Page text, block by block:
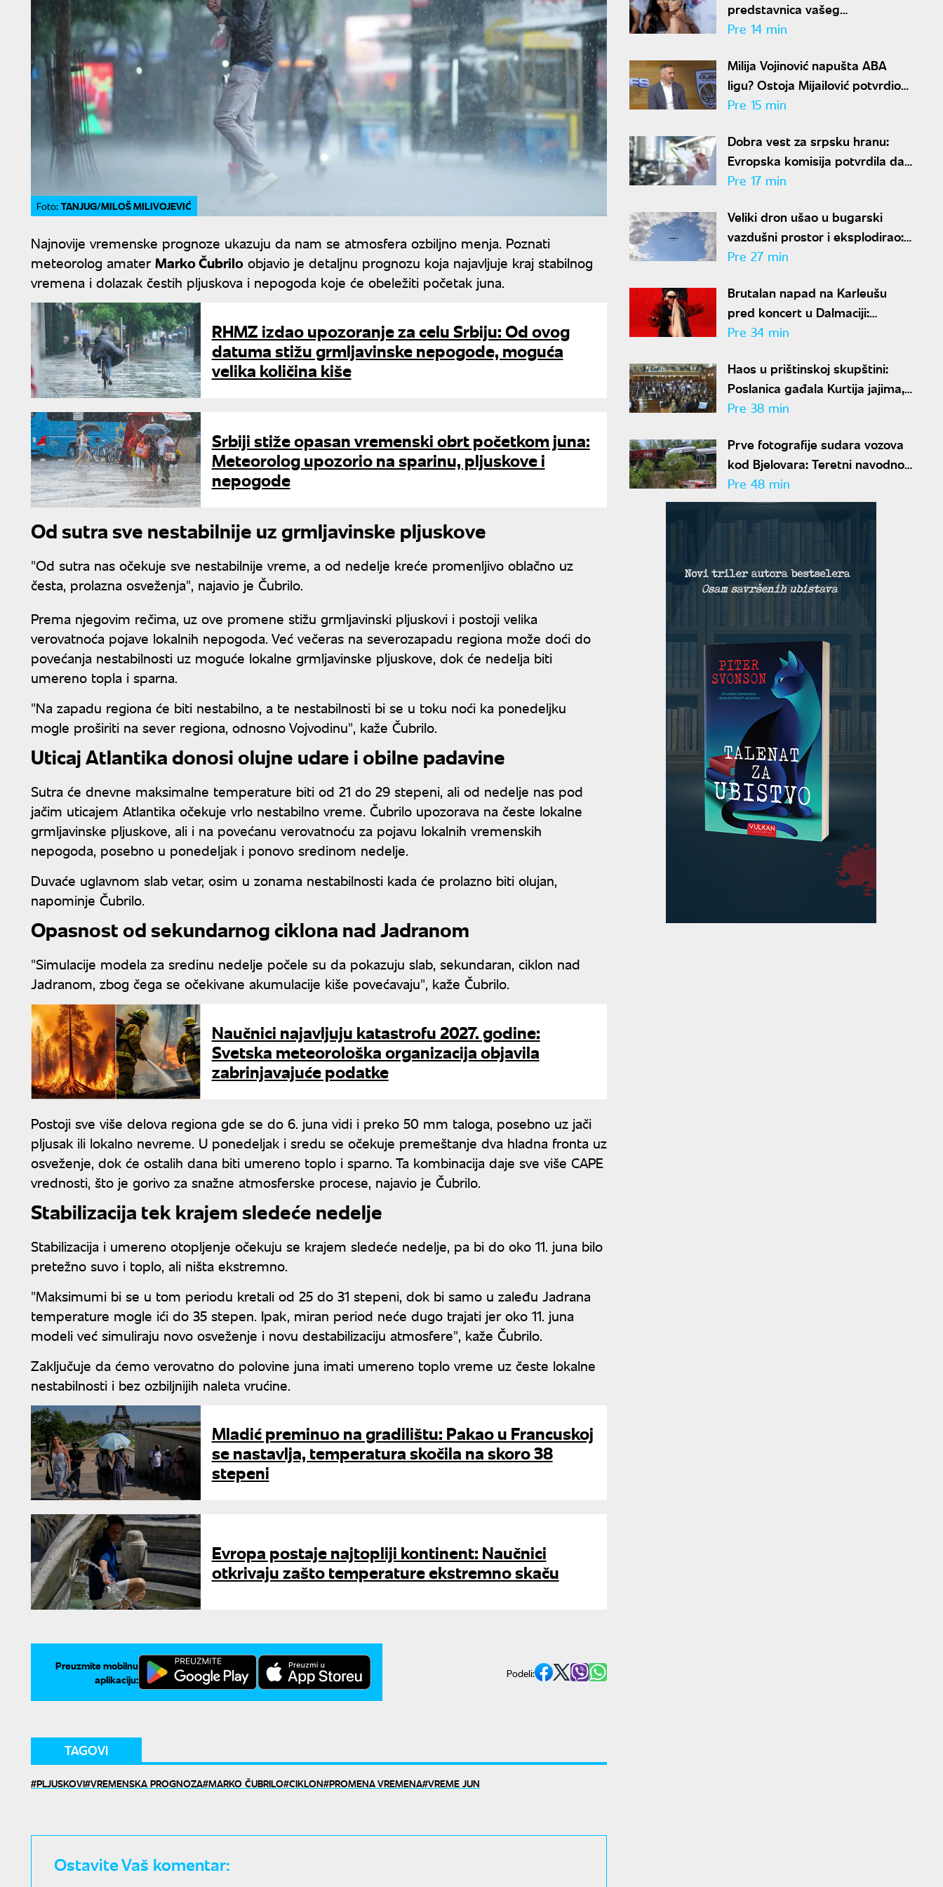
Foto: TANJUG/MILOŠ MILIVOJEVIĆ
Najnovije vremenske prognoze ukazuju da nam se atmosfera ozbiljno menja. Poznati
meteorolog amaterMarko Čubrilo objavio je detaljnu prognozu koja najavljuje kraj stabilnog
vremena i dolazak čestih pljuskova i nepogoda koje će obeležiti početak juna.
RHMZ izdao upozoranje za celu Srbiju: Od ovog
datuma stižu grmljavinske nepogode, moguća
velika količina kiše
Srbiji stiže opasan vremenski obrt početkom juna:
Meteorolog upozorio na sparinu, pljuskove i
nepogode
Od sutra sve nestabilnije uz grmljavinske pljuskove
"Od sutra nas očekuje sve nestabilnije vreme, a od nedelje kreće promenljivo oblačno uz
česta, prolazna osveženja", najavio je Čubrilo.
Prema njegovim rečima, uz ove promene stižu grmljavinski pljuskovi i postoji velika
verovatnoća pojave lokalnih nepogoda. Već večeras na severozapadu regiona može doći do
povećanja nestabilnosti uz moguće lokalne grmljavinske pljuskove, dok će nedelja biti
umereno topla i sparna.
"Na zapadu regiona će biti nestabilno, a te nestabilnosti bi se u toku noći ka ponedeljku
mogle proširiti na sever regiona, odnosno Vojvodinu", kaže Čubrilo.
Uticaj Atlantika donosi olujne udare i obilne padavine
Sutra će dnevne maksimalne temperature biti od 21 do 29 stepeni, ali od nedelje nas pod
jačim uticajem Atlantika očekuje vrlo nestabilno vreme. Čubrilo upozorava na česte lokalne
grmljavinske pljuskove, ali i na povećanu verovatnoću za pojavu lokalnih vremenskih
nepogoda, posebno u ponedeljak i ponovo sredinom nedelje.
Duvaće uglavnom slab vetar, osim u zonama nestabilnosti kada će prolazno biti olujan,
napominje Čubrilo.
Opasnost od sekundarnog ciklona nad Jadranom
"Simulacije modela za sredinu nedelje počele su da pokazuju slab, sekundaran, ciklon nad
Jadranom, zbog čega se očekivane akumulacije kiše povećavaju", kaže Čubrilo.
Naučnici najavljuju katastrofu 2027. godine:
Svetska meteorološka organizacija objavila
zabrinjavajuće podatke
Postoji sve više delova regiona gde se do 6. juna vidi i preko 50 mm taloga, posebno uz jači
pljusak ili lokalno nevreme. U ponedeljak i sredu se očekuje premeštanje dva hladna fronta uz
osveženje, dok će ostalih dana biti umereno toplo i sparno. Ta kombinacija daje sve više CAPE
vrednosti, što je gorivo za snažne atmosferske procese, najavio je Čubrilo.
Stabilizacija tek krajem sledeće nedelje
Stabilizacija i umereno otopljenje očekuju se krajem sledeće nedelje, pa bi do oko 11. juna bilo
pretežno suvo i toplo, ali ništa ekstremno.
"Maksimumi bi se u tom periodu kretali od 25 do 31 stepeni, dok bi samo u zaleđu Jadrana
temperature mogle ići do 35 stepen. Ipak, miran period neće dugo trajati jer oko 11. juna
modeli već simuliraju novo osveženje i novu destabilizaciju atmosfere", kaže Čubrilo.
Zaključuje da ćemo verovatno do polovine juna imati umereno toplo vreme uz česte lokalne
nestabilnosti i bez ozbiljnijih naleta vrućine.
Mladić preminuo na gradilištu: Pakao u Francuskoj
se nastavlja, temperatura skočila na skoro 38
stepeni
Evropa postaje najtopliji kontinent: Naučnici
otkrivaju zašto temperature ekstremno skaču
Preuzmite mobilnu
aplikaciju:
Podeli:
TAGOVI
PLJUSKOVI VREMENSKA PROGNOZA MARKO ČUBRILO CIKLON PROMENA VREMENA VREME JUN
Ostavite Vaš komentar:
predstavnica vašeg
horoskopskog znaka:
Pre 14 min
Milija Vojinović napušta ABA
ligu? Ostoja Mijailović potvrdio
da je sportski direktor zatražio
Pre 15 min
Dobra vest za srpsku hranu:
Evropska komisija potvrdila da
su kontrole u primarnoj
standardima EU
Pre 17 min
Veliki dron ušao u bugarski
vazdušni prostor i eksplodirao:
Pao blizu gasovoda, hitno se
Pre 27 min
Brutalan napad na Karleušu
pred koncert u Dalmaciji:
Gradonačelnik to smatra
Pre 34 min
Haos u prištinskoj skupštini:
Poslanica gađala Kurtija jajima,
sednica ponovo prekinuta
Pre 38 min
Prve fotografije sudara vozova
kod Bjelovara: Teretni navodno
prošao kroz crveno, više
povređenih
Pre 48 min